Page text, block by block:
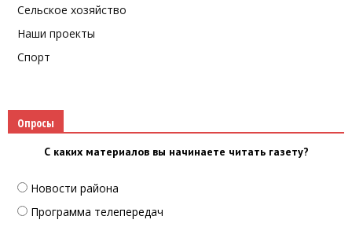
Сельское хозяйство
Наши проекты
Спорт
Опросы
С каких материалов вы начинаете читать газету?
Новости района
Программа телепередач